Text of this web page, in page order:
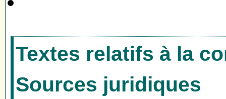
Textes relatifs à la
Sources juridiques